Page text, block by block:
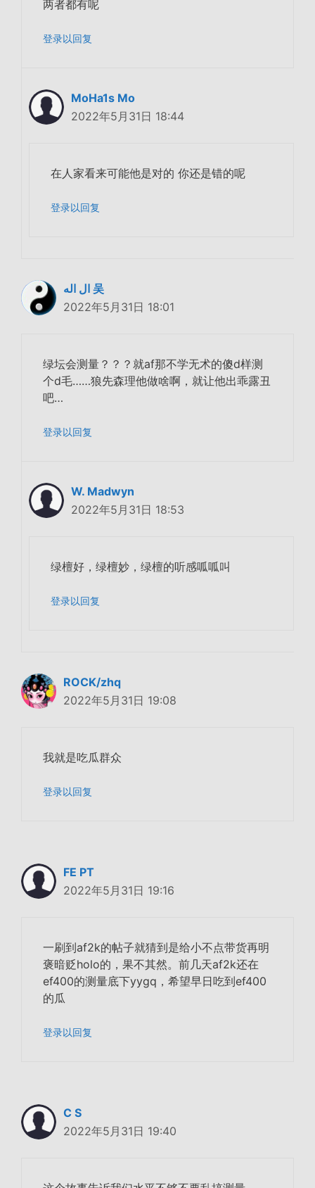
两者都有呢
登录以回复
MoHa1s Mo
2022年5月31日 18:44
在人家看来可能他是对的 你还是错的呢
登录以回复
ال اله 吴
2022年5月31日 18:01
绿坛会测量？？？就af那不学无术的傻d样测
个d毛……狼先森理他做啥啊，就让他出乖露丑
吧…
登录以回复
W. Madwyn
2022年5月31日 18:53
绿檀好，绿檀妙，绿檀的听感呱呱叫
登录以回复
ROCK/zhq
2022年5月31日 19:08
我就是吃瓜群众
登录以回复
FE PT
2022年5月31日 19:16
一刷到af2k的帖子就猜到是给小不点带货再明
褒暗贬holo的，果不其然。前几天af2k还在
ef400的测量底下yygq，希望早日吃到ef400
的瓜
登录以回复
C S
2022年5月31日 19:40